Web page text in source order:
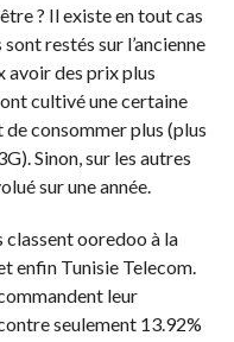
? Il existe en tout cas
restés sur l’ancienne
avoir des prix plus
cultivé une certaine
consommer plus (plus
Sinon, sur les autres
sur une année.
classent ooredoo à la
enfin Tunisie Telecom.
leur
seulement 13.92%